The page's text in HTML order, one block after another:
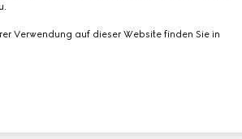
Verwendung auf dieser Website finden Sie in